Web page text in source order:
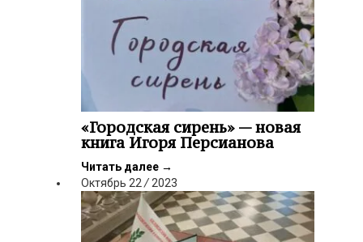
«Городская сирень» — новая
книга Игоря Персианова
Читать далее →
Октябрь 22 / 2023